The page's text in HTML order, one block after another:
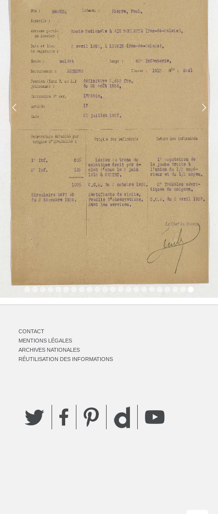
CONTACT
MENTIONS LÉGALES
ARCHIVES NATIONALES
RÉUTILISATION DES INFORMATIONS